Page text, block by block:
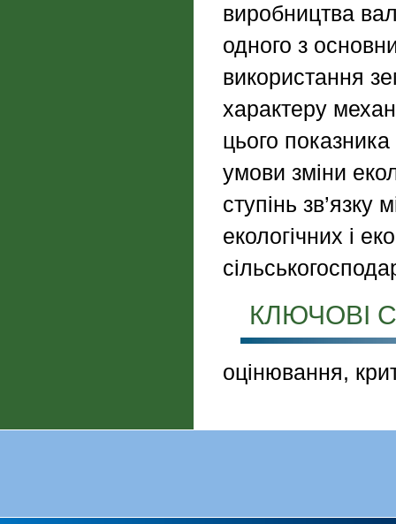
виробництва
одного з
використання
характеру
цього
умови зміни
ступінь
екологічних і
КЛЮЧОВІ
оцінювання,